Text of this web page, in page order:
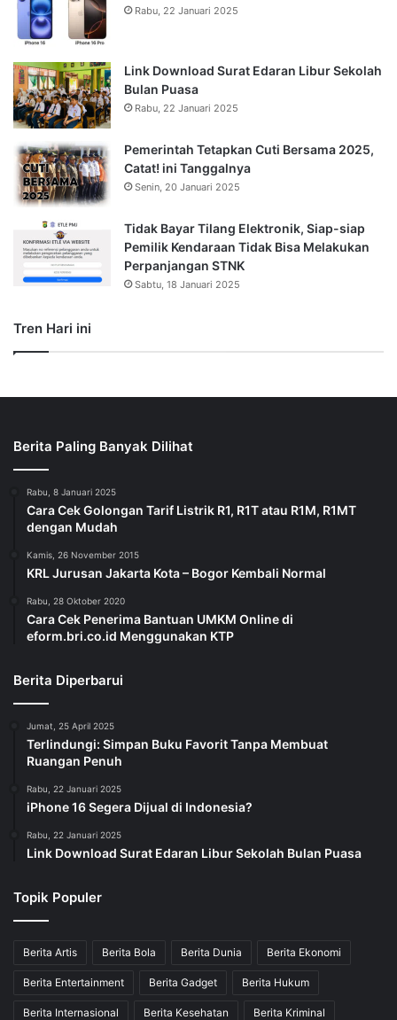
Rabu, 22 Januari 2025
Link Download Surat Edaran Libur Sekolah
Bulan Puasa
Rabu, 22 Januari 2025
Pemerintah Tetapkan Cuti Bersama 2025,
Catat! ini Tanggalnya
Senin, 20 Januari 2025
Tidak Bayar Tilang Elektronik, Siap-siap
Pemilik Kendaraan Tidak Bisa Melakukan
Perpanjangan STNK
Sabtu, 18 Januari 2025
Tren Hari ini
Berita Paling Banyak Dilihat
Rabu, 8 Januari 2025
Cara Cek Golongan Tarif Listrik R1, R1T atau R1M, R1MT
dengan Mudah
Kamis, 26 November 2015
KRL Jurusan Jakarta Kota – Bogor Kembali Normal
Rabu, 28 Oktober 2020
Cara Cek Penerima Bantuan UMKM Online di
eform.bri.co.id Menggunakan KTP
Berita Diperbarui
Jumat, 25 April 2025
Terlindungi: Simpan Buku Favorit Tanpa Membuat
Ruangan Penuh
Rabu, 22 Januari 2025
iPhone 16 Segera Dijual di Indonesia?
Rabu, 22 Januari 2025
Link Download Surat Edaran Libur Sekolah Bulan Puasa
Topik Populer
Berita Artis Berita Bola Berita Dunia Berita Ekonomi
Berita Entertainment Berita Gadget Berita Hukum
Berita Internasional Berita Kesehatan Berita Kriminal